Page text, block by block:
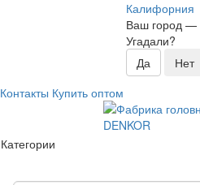
Калифорния
Ваш город —
Угадали?
Контакты Купить оптом
Категории